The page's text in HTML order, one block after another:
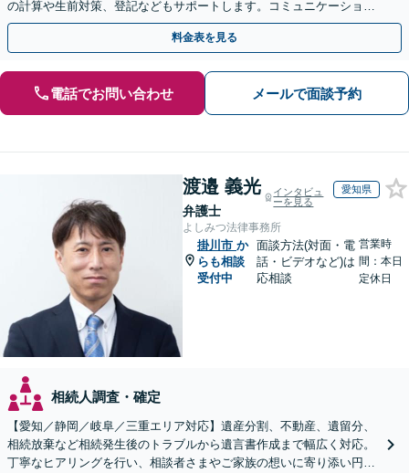
の計算や生前対策、登記などもサポートします。コミュニケーション
を大事にし、より納得できる解決を目指します。
料金表を見る
電話でお問い合わせ メールで面談予約
渡邉 義光
弁護士
インタビュ
ーを見る
愛知県
よしみつ法律事務所
掛川市 か
らも相談
受付中
面談方法(対面・電
話・ビデオなど)は
応相談
営業時
間：本日
定休日
相続人調査・確定
【愛知／静岡／岐阜／三重エリア対応】遺産分割、不動産、遺留分、
相続放棄など相続発生後のトラブルから遺言書作成まで幅広く対応。
丁寧なヒアリングを行い、相談者さまやご家族の想いに寄り添い円滑